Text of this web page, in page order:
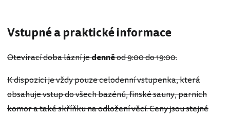
Vstupné a praktické informace
Otevírací doba lázní jedenněod 9:00 do 19:00.
K dispozici je vždy pouze celodenní vstupenka, která
obsahuje vstup do všech bazénů, finské sauny, parních
komor a také skříňku na odložení věcí. Ceny jsou stejné